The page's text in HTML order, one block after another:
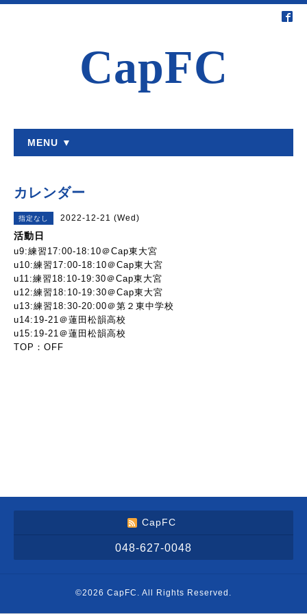
CapFC
MENU ▼
カレンダー
指定なし 2022-12-21 (Wed)
活動日
u9:練習17:00-18:10＠Cap東大宮
u10:練習17:00-18:10＠Cap東大宮
u11:練習18:10-19:30＠Cap東大宮
u12:練習18:10-19:30＠Cap東大宮
u13:練習18:30-20:00＠第２東中学校
u14:19-21＠蓮田松韻高校
u15:19-21＠蓮田松韻高校
TOP：OFF
CapFC
048-627-0048
©2026 CapFC . All Rights Reserved.